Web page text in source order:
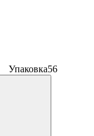
Упаковка56